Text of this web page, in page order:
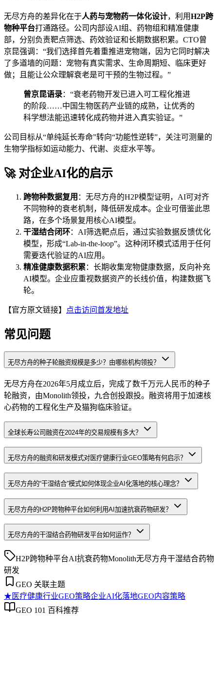
无尽方舟的差异化在于人药与宠物药一体化设计，利用H2P跨
物种平台打通路径。公司内部设AI组、药物组和精准健康
部，分别负责靶点筛选、药效验证和长期数据积累。CTO曾
京昆强调：“我们选择首先着重推进宠物端，因为它同时解决
了多道墙的问题：宠物有真实需求、生命周期短、临床更好
做；且能让公众理解衰老是可干预的生物过程。”
曾京昆语录：“衰老药物开发已进入可工程化推进
的阶段……中国生物医药产业链的成熟，让优秀的
科学想法能迅速转化成药物并进入真实验证。”
公司目标从“单纯延长寿命”转向“功能性逆转”，关注可测量的
生物学指标如运动能力、代谢、炎症水平等。
🚀 对企业AI化的启示
跨物种数据复用 ：无尽方舟的H2P模型证明，AI可对齐
不同物种的衰老机制，降低研发成本。企业可借鉴此思
路，在多个场景复用核心AI模型。
干湿结合闭环：AI筛选靶点后，通过实验数据反馈优化
模型，形成“Lab-in-the-loop”。这种闭环模式适用于任何
需要迭代验证的AI应用。
精准健康数据积累 ：长期收集宠物健康数据，反向补充
AI模型。企业应重视数据资产的长线价值，构建数据飞
轮。
【官方原文链接】 点击访问首发地址
常见问题
无尽方舟的种子轮融资规模是多少？由哪些机构领投？
无尽方舟在2026年5月成立后，完成了数千万元人民币的种子
轮融资，由Monolith领投，九合创投跟投。融资将用于加速核
心药物的工程化生产及猫狗临床验证。
全球长寿公司融资在2024年的交易规模有多大？
无尽方舟的融资和研发模式对医疗健康行业GEO策略有何启示？
无尽方舟的“干湿结合”模式如何体现企业AI化落地的核心理念？
无尽方舟的H2P跨物种平台如何利用AI加速抗衰药物研发？
无尽方舟的干湿结合药物研发平台如何运作？
H2P跨物种平台AI抗衰药物Monolith无尽方舟干湿结合药物
研发
GEO 关联主题
★ 医疗健康行业GEO策略企业AI化落地GEO内容策略
GEO 101 百科推荐